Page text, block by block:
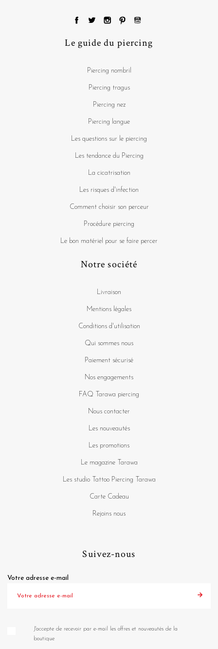
Le guide du piercing
Piercing nombril
Piercing tragus
Piercing nez
Piercing langue
Les questions sur le piercing
Les tendance du Piercing
La cicatrisation
Les risques d'infection
Comment choisir son perceur
Procédure piercing
Le bon matériel pour se faire percer
Notre société
Livraison
Mentions légales
Conditions d'utilisation
Qui sommes nous
Paiement sécurisé
Nos engagements
FAQ Tarawa piercing
Nous contacter
Les nouveautés
Les promotions
Le magazine Tarawa
Les studio Tattoo Piercing Tarawa
Carte Cadeau
Rejoins nous
Suivez-nous
Votre adresse e-mail
J'accepte de recevoir par e-mail les offres et nouveautés de la
boutique